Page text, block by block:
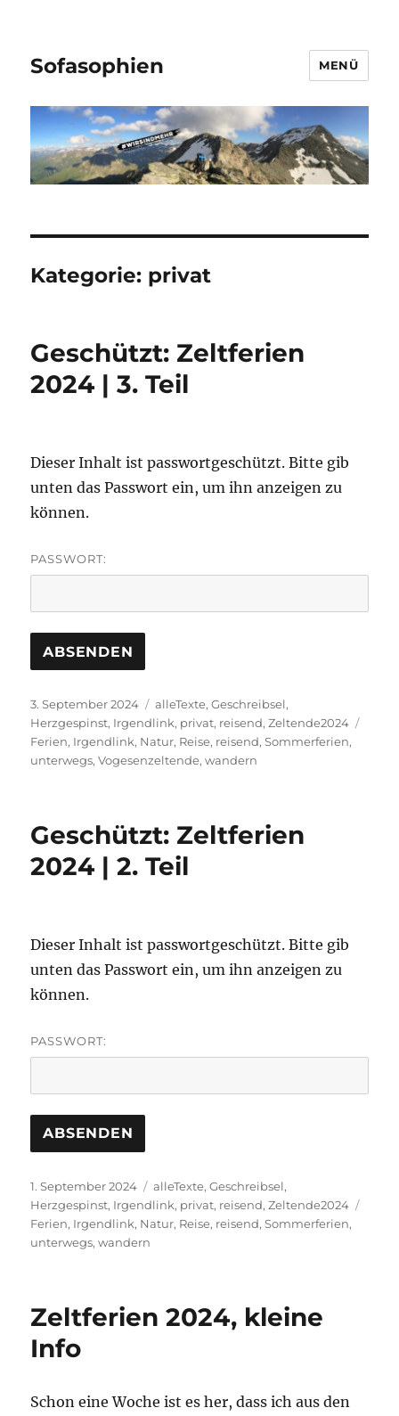
Sofasophien MENÜ
Kategorie: privat
Geschützt: Zeltferien
2024 | 3. Teil
Dieser Inhalt ist passwortgeschützt. Bitte gib
unten das Passwort ein, um ihn anzeigen zu
können.
PASSWORT:
Veröffentlicht
am
3. September 2024 Kategorien
alleTexte,Geschreibsel,
Herzgespinst, Irgendlink, privat, reisend,Zeltende2024
Ferien, Irgendlink, Natur, Reise, reisend,Sommerferien,
unterwegs,Vogesenzeltende,wandern
Geschützt: Zeltferien
2024 | 2. Teil
Dieser Inhalt ist passwortgeschützt. Bitte gib
unten das Passwort ein, um ihn anzeigen zu
können.
PASSWORT:
Veröffentlicht
am
1. September 2024 Kategorien
alleTexte,Geschreibsel,
Herzgespinst, Irgendlink, privat, reisend,Zeltende2024
Ferien, Irgendlink, Natur, Reise, reisend,Sommerferien,
unterwegs,wandern
Zeltferien 2024, kleine
Info
Schon eine Woche ist es her, dass ich aus den